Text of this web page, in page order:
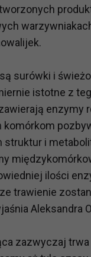
surówki i
istotne z
enzymy
komórkom
struktur i
ilości
trawienie
Aleksandra
zazwyczaj trwa